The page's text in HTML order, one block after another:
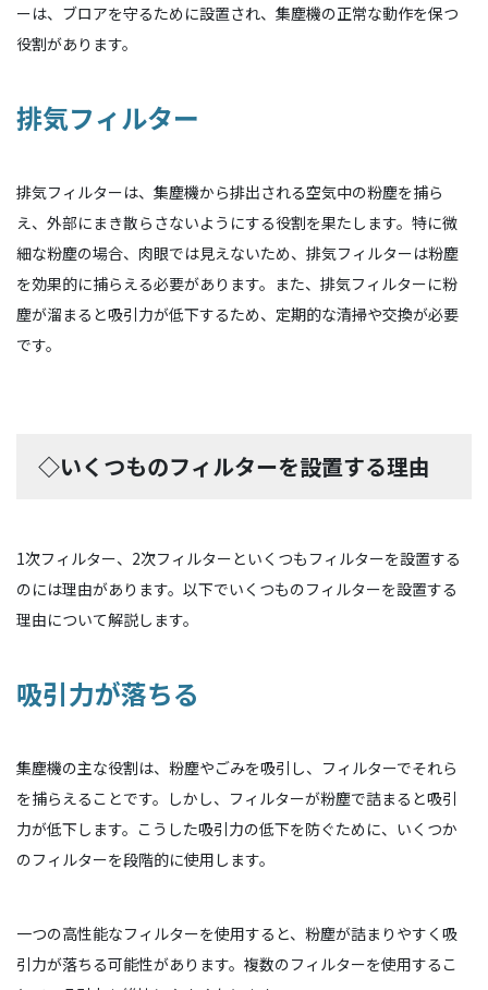
ーは、ブロアを守るために設置され、集塵機の正常な動作を保つ
役割があります。
排気フィルター
排気フィルターは、集塵機から排出される空気中の粉塵を捕ら
え、外部にまき散らさないようにする役割を果たします。特に微
細な粉塵の場合、肉眼では見えないため、排気フィルターは粉塵
を効果的に捕らえる必要があります。また、排気フィルターに粉
塵が溜まると吸引力が低下するため、定期的な清掃や交換が必要
です。
◇いくつものフィルターを設置する理由
1次フィルター、2次フィルターといくつもフィルターを設置する
のには理由があります。以下でいくつものフィルターを設置する
理由について解説します。
吸引力が落ちる
集塵機の主な役割は、粉塵やごみを吸引し、フィルターでそれら
を捕らえることです。しかし、フィルターが粉塵で詰まると吸引
力が低下します。こうした吸引力の低下を防ぐために、いくつか
のフィルターを段階的に使用します。
一つの高性能なフィルターを使用すると、粉塵が詰まりやすく吸
引力が落ちる可能性があります。複数のフィルターを使用するこ